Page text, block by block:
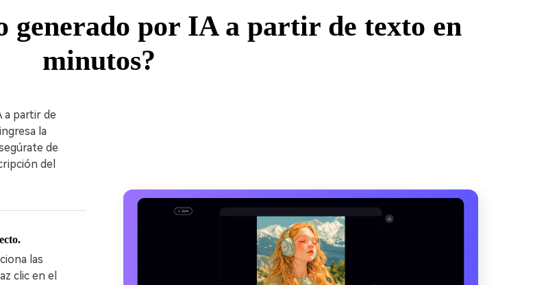
generado por IA a partir de texto en
minutos?
a partir de
la
de
del
las
clic en el